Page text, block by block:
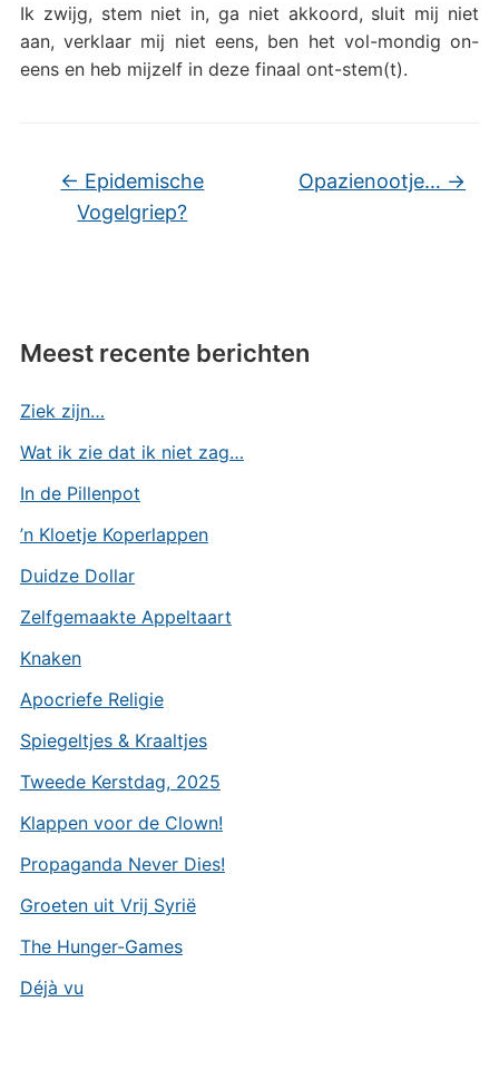
Ik zwijg, stem niet in, ga niet akkoord, sluit mij niet
aan, verklaar mij niet eens, ben het vol-mondig on-
eens en heb mijzelf in deze finaal ont-stem(t).
← Epidemische
Vogelgriep?
Opazienootje… →
Meest recente berichten
Ziek zijn…
Wat ik zie dat ik niet zag…
In de Pillenpot
’n Kloetje Koperlappen
Duidze Dollar
Zelfgemaakte Appeltaart
Knaken
Apocriefe Religie
Spiegeltjes & Kraaltjes
Tweede Kerstdag, 2025
Klappen voor de Clown!
Propaganda Never Dies!
Groeten uit Vrij Syrië
The Hunger-Games
Déjà vu